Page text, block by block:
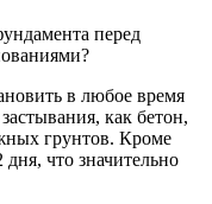
перед
в любое время
как бетон,
грунтов. Кроме
что значительно